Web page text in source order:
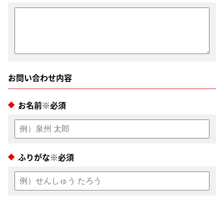
お名前※必須
ふりがな※必須